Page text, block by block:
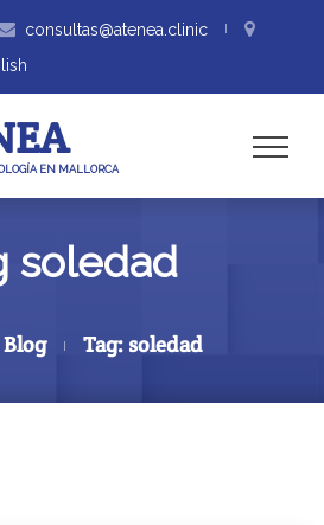
consultas@atenea.clinic
EN MALLORCA
soledad
Blog Tag: soledad